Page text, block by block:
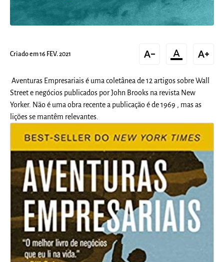
Criado em 16 FEV. 2021 text_decrease format_color_text text_increase
Aventuras Empresariais é uma coletânea de 12 artigos sobre Wall
Street e negócios publicados por John Brooks na revista New
Yorker. Não é uma obra recente a publicação é de 1969 , mas as
lições se mantêm relevantes.